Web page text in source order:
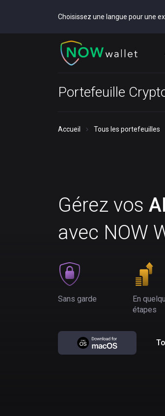
Choisissez une langue pour une
Portefeuille
Accueil Tous les portefeuilles
Gérez vos
avec NOW
Sans garde
En
étapes